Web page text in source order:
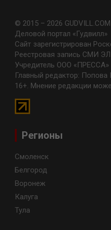
© 2015 – 2026
Деловой портал «Гудвилл»
Сайт зарегистрирован
Реестровая запись СМИ
Учредитель ООО «ПРЕССА»
Главный редактор: Попова
16+. Мнение редакции
Регионы
Смоленск
Белгород
Воронеж
Калуга
Тула